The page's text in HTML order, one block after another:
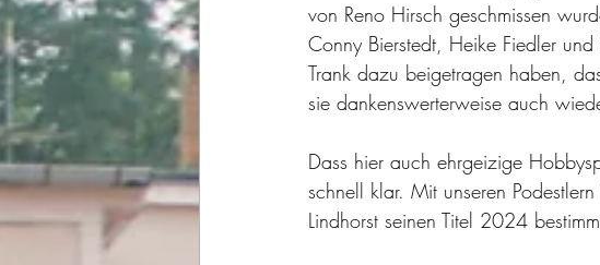
von Reno Hirsch geschmissen
Conny Bierstedt, Heike Fiedler
Trank dazu beigetragen haben,
sie dankenswerterweise auch
Dass hier auch ehrgeizige
schnell klar. Mit unseren
Lindhorst seinen Titel 2024